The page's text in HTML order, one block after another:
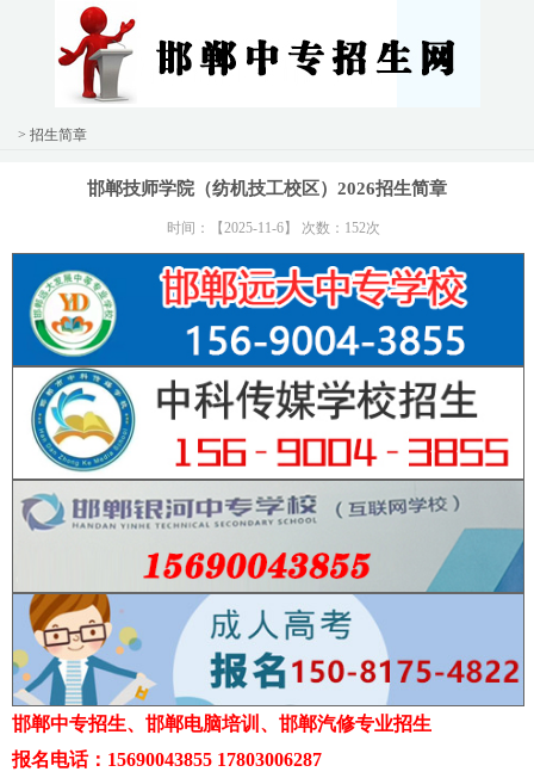
> 招生简章
邯郸技师学院（纺机技工校区）2026招生简章
时间：【2025-11-6】 次数：152次
邯郸中专招生、邯郸电脑培训、邯郸汽修专业招生
报名电话：15690043855 17803006287